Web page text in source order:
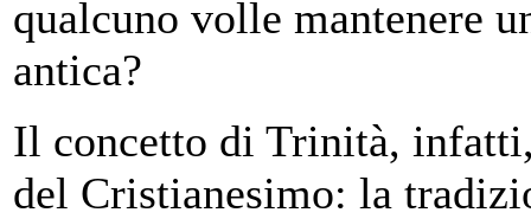
qualcuno volle mantenere
antica?
Il concetto di Trinità,
del Cristianesimo: la